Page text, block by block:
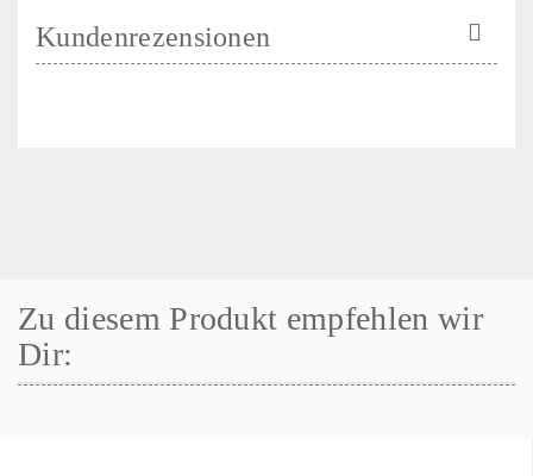
Kundenrezensionen
Zu diesem Produkt empfehlen wir
Dir: